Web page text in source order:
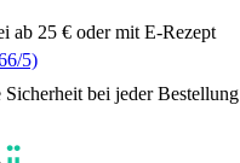
ab 25 € oder mit E-Rezept
/5)
Sicherheit bei jeder Bestellung